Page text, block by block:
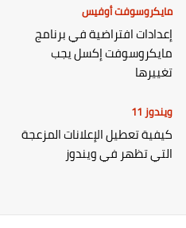
مايكروسوفت أوفيس
إعدادات افتراضية في برنامج
مايكروسوفت إكسل يجب
تغييرها
ويندوز 11
كيفية تعطيل الإعلانات المزعجة
التي تظهر في ويندوز